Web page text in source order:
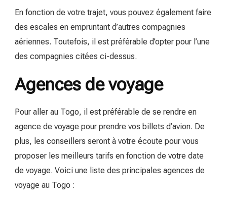
En fonction de votre trajet, vous pouvez également faire
des escales en empruntant d’autres compagnies
aériennes. Toutefois, il est préférable d’opter pour l’une
des compagnies citées ci-dessus.
Agences de voyage
Pour aller au Togo, il est préférable de se rendre en
agence de voyage pour prendre vos billets d’avion. De
plus, les conseillers seront à votre écoute pour vous
proposer les meilleurs tarifs en fonction de votre date
de voyage. Voici une liste des principales agences de
voyage au Togo :